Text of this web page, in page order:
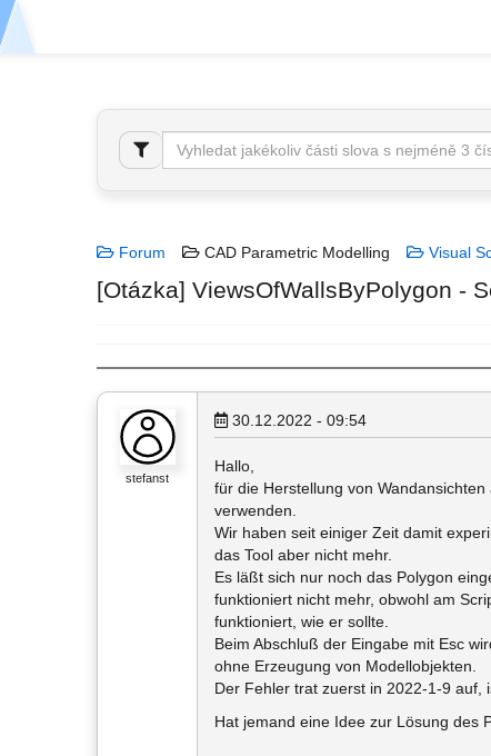
Forum CAD Parametric Modelling Visual
[Otázka] ViewsOfWallsByPolygon -
stefanst
30.12.2022 - 09:54
Hallo,
für die Herstellung von
verwenden.
Wir haben seit einiger Zeit damit
das Tool aber nicht mehr.
Es läßt sich nur noch das Polygon
funktioniert nicht mehr, obwohl am
funktioniert, wie er sollte.
Beim Abschluß der Eingabe mit Esc
ohne Erzeugung von Modellobjekten.
Der Fehler trat zuerst in 2022-1-9 auf,
Hat jemand eine Idee zur Lösung des